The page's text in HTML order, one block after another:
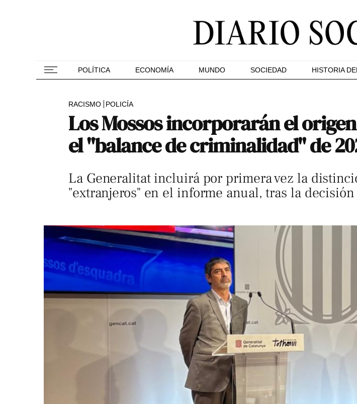
POLÍTICA ECONOMÍA MUNDO SOCIEDAD HISTORIA
RACISMO POLICÍA
Los Mossos incorporarán el
el "balance de criminalidad" de
La Generalitat incluirá por primera vez la
"extranjeros" en el informe anual, tras la